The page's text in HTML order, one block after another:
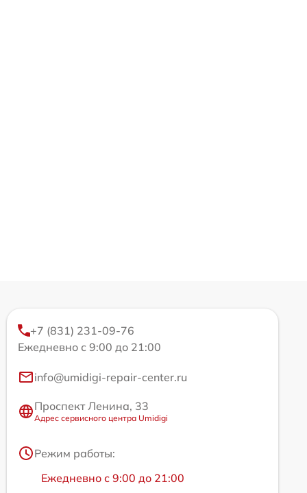
+7 (831) 231-09-76
Ежедневно с 9:00 до 21:00
info@umidigi-repair-center.ru
Проспект Ленина, 33
Адрес сервисного центра Umidigi
Режим работы:
Ежедневно с 9:00 до 21:00